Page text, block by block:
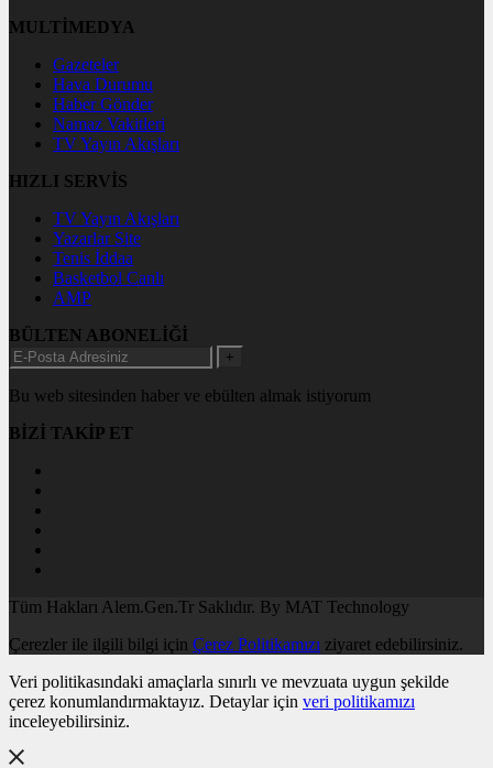
MULTİMEDYA
Gazeteler
Hava Durumu
Haber Gönder
Namaz Vakitleri
TV Yayın Akışları
HIZLI SERVİS
TV Yayın Akışları
Yazarlar Site
Tenis İddaa
Basketbol Canlı
AMP
BÜLTEN ABONELİĞİ
+
Bu web sitesinden haber ve ebülten almak istiyorum
BİZİ TAKİP ET
Tüm Hakları Alem.Gen.Tr Saklıdır. By MAT Technology
Çerezler ile ilgili bilgi için Çerez Politikamızı ziyaret edebilirsiniz.
Veri politikasındaki amaçlarla sınırlı ve mevzuata uygun şekilde
çerez konumlandırmaktayız. Detaylar için veri politikamızı
inceleyebilirsiniz.